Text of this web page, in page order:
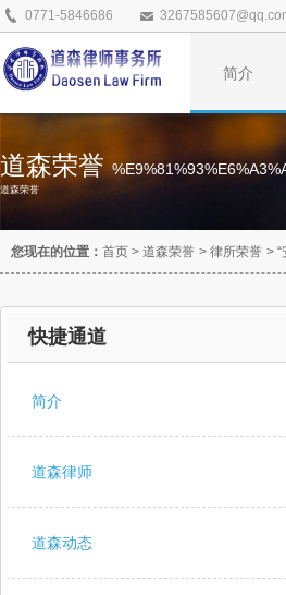
0771-5846686
简介
道森荣誉
道森荣誉
您现在的位置： 首页 > 道森荣誉 > 律所荣誉 >
快捷通道
简介
道森律师
道森动态